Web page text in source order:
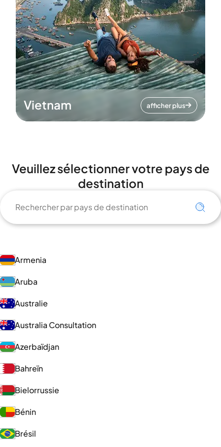
Vietnam afficher plus
Veuillez sélectionner votre pays de
destination
Armenia
Aruba
Australie
Australia Consultation
Azerbaïdjan
Bahreïn
Bielorrussie
Bénin
Brésil